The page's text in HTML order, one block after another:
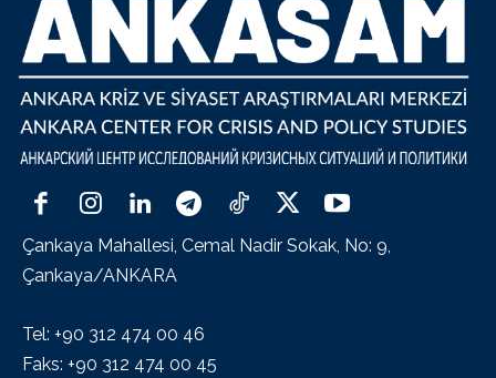
Çankaya Mahallesi, Cemal Nadir Sokak, No: 9,
Çankaya/ANKARA
Tel: +90 312 474 00 46
Faks: +90 312 474 00 45